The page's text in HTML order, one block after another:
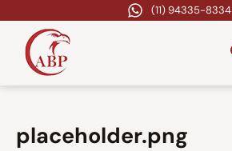
(11) 94335-8334
placeholder.png